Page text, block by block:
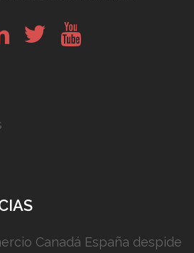
Canadá España despide